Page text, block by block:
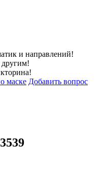
и направлений!
другим!
маске Добавить вопрос